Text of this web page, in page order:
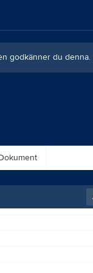
godkänner du denna.